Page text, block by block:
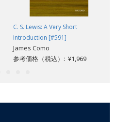
C. S. Lewis: A Very Short
Introduction [#591]
James Como
参考価格（税込）: ¥1,969